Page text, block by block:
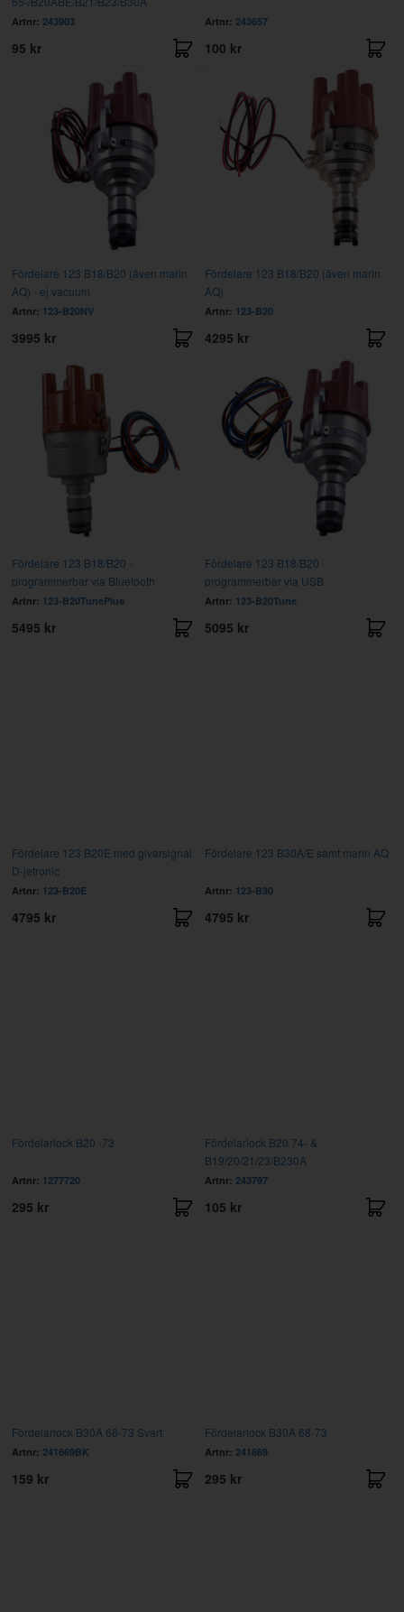
Artnr: 243903
95 kr
Artnr: 243657
100 kr
Fördelare 123 B18/B20 (även marin
AQ) - ej vacuum
Artnr: 123-B20NV
3995 kr
Fördelare 123 B18/B20 (även marin
AQ)
Artnr: 123-B20
4295 kr
Fördelare 123 B18/B20 -
programmerbar via Bluetooth
Artnr: 123-B20TunePlus
5495 kr
Fördelare 123 B18/B20 -
programmerbar via USB
Artnr: 123-B20Tune
5095 kr
Fördelare 123 B20E med givarsignal
D-jetronic
Artnr: 123-B20E
4795 kr
Fördelare 123 B30A/E samt marin AQ
Artnr: 123-B30
4795 kr
Fördelarlock B20 -73
Artnr: 1277720
295 kr
Fördelarlock B20 74- &
B19/20/21/23/B230A
Artnr: 243797
105 kr
Fördelarlock B30A 68-73 Svart
Artnr: 241669BK
159 kr
Fördelarlock B30A 68-73
Artnr: 241669
295 kr